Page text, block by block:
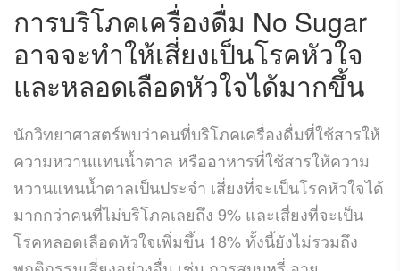
การบริโภคเครื่องดื่ม No Sugar
อาจจะทำให้เสี่ยงเป็นโรคหัวใจ
และหลอดเลือดหัวใจได้มากขึ้น
นักวิทยาศาสตร์พบว่าคนที่บริโภคเครื่องดื่มที่ใช้สารให้
ความหวานแทนน้ำตาล หรืออาหารที่ใช้สารให้ความ
หวานแทนน้ำตาลเป็นประจำ เสี่ยงที่จะเป็นโรคหัวใจได้
มากกว่าคนที่ไม่บริโภคเลยถึง 9% และเสี่ยงที่จะเป็น
โรคหลอดเลือดหัวใจเพิ่มขึ้น 18% ทั้งนี้ยังไม่รวมถึง